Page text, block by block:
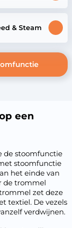
& Steam
een
de stoomfunctie
stoomfunctie
het einde van
de trommel
zet deze
textiel. De vezels
verdwijnen.